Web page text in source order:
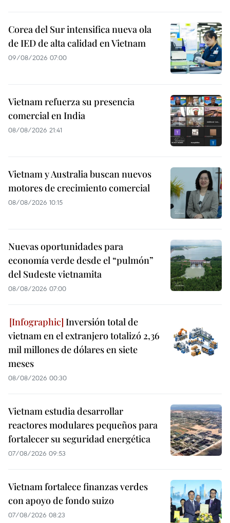
Corea del Sur intensifica nueva ola
de IED de alta calidad en Vietnam
09/08/2026 07:00
Vietnam refuerza su presencia
comercial en India
08/08/2026 21:41
Vietnam y Australia buscan nuevos
motores de crecimiento comercial
08/08/2026 10:15
Nuevas oportunidades para
economía verde desde el “pulmón”
del Sudeste vietnamita
08/08/2026 07:00
Inversión total de
vietnam en el extranjero totalizó 2,36
mil millones de dólares en siete
meses
08/08/2026 00:30
Vietnam estudia desarrollar
reactores modulares pequeños para
fortalecer su seguridad energética
07/08/2026 09:53
Vietnam fortalece finanzas verdes
con apoyo de fondo suizo
07/08/2026 08:23